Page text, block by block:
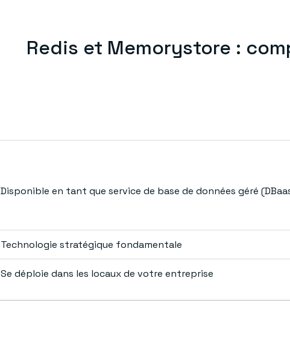
Redis et Memorystore :
Disponible en tant que service de base de données géré
Technologie stratégique fondamentale
Se déploie dans les locaux de votre entreprise